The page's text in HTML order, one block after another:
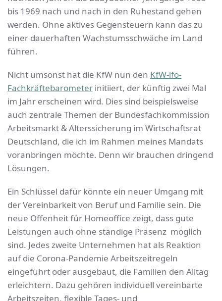
bis 1969 nach und nach in den Ruhestand gehen
werden. Ohne aktives Gegensteuern kann das zu
einer dauerhaften Wachstumsschwäche im Land
führen.
Nicht umsonst hat die KfW nun den KfW-ifo-
Fachkräftebarometer initiiert, der künftig zwei Mal
im Jahr erscheinen wird. Dies sind beispielsweise
auch zentrale Themen der Bundesfachkommission
Arbeitsmarkt & Alterssicherung im Wirtschaftsrat
Deutschland, die ich im Rahmen meines Mandats
voranbringen möchte. Denn wir brauchen dringend
Lösungen.
Ein Schlüssel dafür könnte ein neuer Umgang mit
der Vereinbarkeit von Beruf und Familie sein. Die
neue Offenheit für Homeoffice zeigt, dass gute
Leistungen auch ohne ständige Präsenz möglich
sind. Jedes zweite Unternehmen hat als Reaktion
auf die Corona-Pandemie Arbeitszeitregeln
eingeführt oder ausgebaut, die Familien den Alltag
erleichtern. Dazu gehören individuell vereinbarte
Arbeitszeiten, flexible Tages- und